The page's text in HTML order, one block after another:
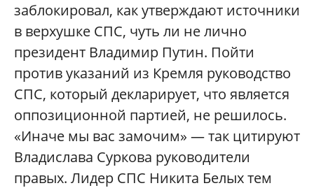
заблокировал, как утверждают источники
в верхушке СПС, чуть ли не лично
президент Владимир Путин. Пойти
против указаний из Кремля руководство
СПС, который декларирует, что является
оппозиционной партией, не решилось.
«Иначе мы вас замочим» — так цитируют
Владислава Суркова руководители
правых. Лидер СПС Никита Белых тем